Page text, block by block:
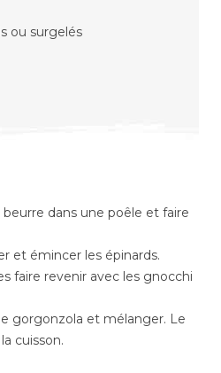
ou surgelés
dans une poêle et faire
et émincer les épinards.
faire revenir avec les gnocchi
gorgonzola et mélanger. Le
cuisson.